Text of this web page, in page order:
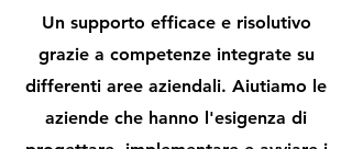
Un supporto efficace e risolutivo
grazie a competenze integrate su
differenti aree aziendali. Aiutiamo le
aziende che hanno l'esigenza di